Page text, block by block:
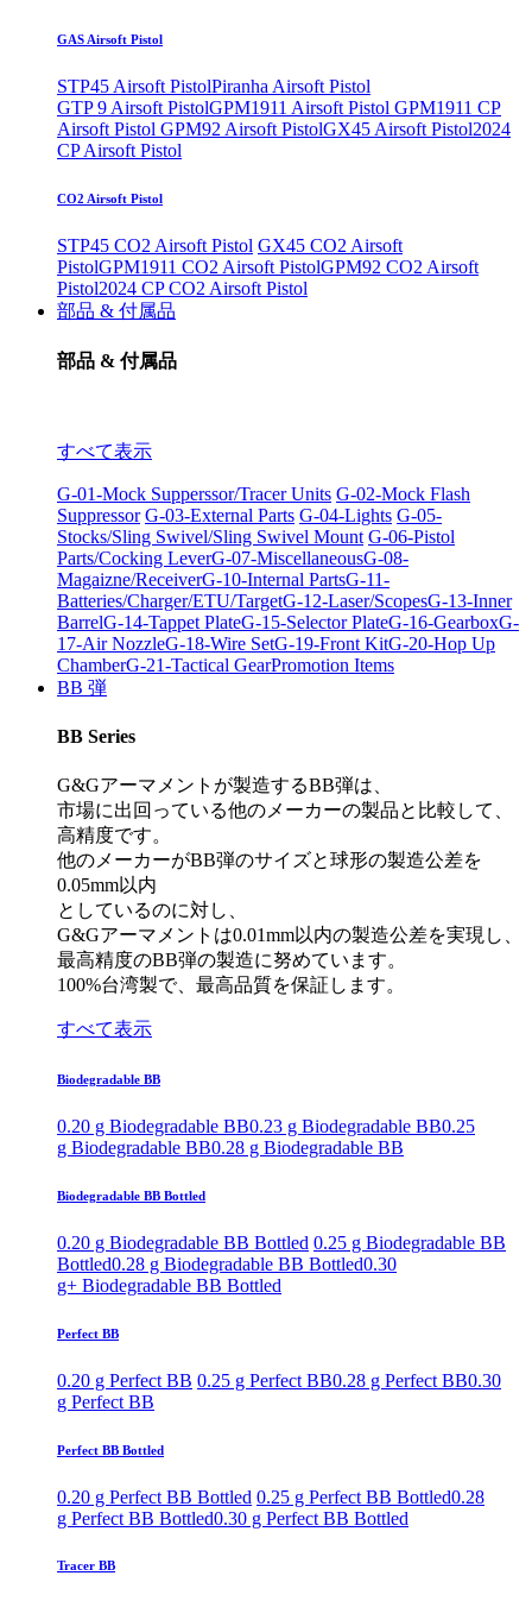
GAS Airsoft Pistol
STP45 Airsoft PistolPiranha Airsoft Pistol
GTP 9 Airsoft PistolGPM1911 Airsoft Pistol GPM1911 CP
Airsoft Pistol GPM92 Airsoft PistolGX45 Airsoft Pistol2024
CP Airsoft Pistol
CO2 Airsoft Pistol
STP45 CO2 Airsoft Pistol GX45 CO2 Airsoft
PistolGPM1911 CO2 Airsoft PistolGPM92 CO2 Airsoft
Pistol2024 CP CO2 Airsoft Pistol
部品 & 付属品
部品 & 付属品
すべて表示
G-01-Mock Supperssor/Tracer Units G-02-Mock Flash
Suppressor G-03-External Parts G-04-Lights G-05-
Stocks/Sling Swivel/Sling Swivel Mount G-06-Pistol
Parts/Cocking LeverG-07-MiscellaneousG-08-
Magaizne/ReceiverG-10-Internal PartsG-11-
Batteries/Charger/ETU/TargetG-12-Laser/ScopesG-13-Inner
BarrelG-14-Tappet PlateG-15-Selector PlateG-16-GearboxG-
17-Air NozzleG-18-Wire SetG-19-Front KitG-20-Hop Up
ChamberG-21-Tactical GearPromotion Items
BB 弾
BB Series
G&Gアーマメントが製造するBB弾は、
市場に出回っている他のメーカーの製品と比較して、
高精度です。
他のメーカーがBB弾のサイズと球形の製造公差を
0.05mm以内
としているのに対し、
G&Gアーマメントは0.01mm以内の製造公差を実現し、
最高精度のBB弾の製造に努めています。
100%台湾製で、最高品質を保証します。
すべて表示
Biodegradable BB
0.20 g Biodegradable BB0.23 g Biodegradable BB0.25
g Biodegradable BB0.28 g Biodegradable BB
Biodegradable BB Bottled
0.20 g Biodegradable BB Bottled 0.25 g Biodegradable BB
Bottled0.28 g Biodegradable BB Bottled0.30
g+ Biodegradable BB Bottled
Perfect BB
0.20 g Perfect BB 0.25 g Perfect BB0.28 g Perfect BB0.30
g Perfect BB
Perfect BB Bottled
0.20 g Perfect BB Bottled 0.25 g Perfect BB Bottled0.28
g Perfect BB Bottled0.30 g Perfect BB Bottled
Tracer BB